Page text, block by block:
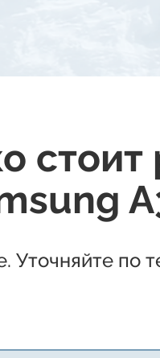
Уточняйте по